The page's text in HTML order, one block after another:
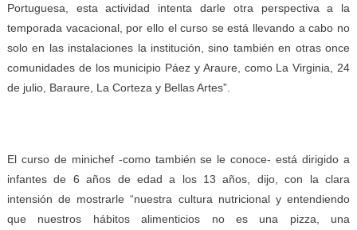
Portuguesa, esta actividad intenta darle otra perspectiva a la
temporada vacacional, por ello el curso se está llevando a cabo no
solo en las instalaciones la institución, sino también en otras once
comunidades de los municipio Páez y Araure, como La Virginia, 24
de julio, Baraure, La Corteza y Bellas Artes”.
El curso de minichef -como también se le conoce- está dirigido a
infantes de 6 años de edad a los 13 años, dijo, con la clara
intensión de mostrarle “nuestra cultura nutricional y entendiendo
que nuestros hábitos alimenticios no es una pizza, una